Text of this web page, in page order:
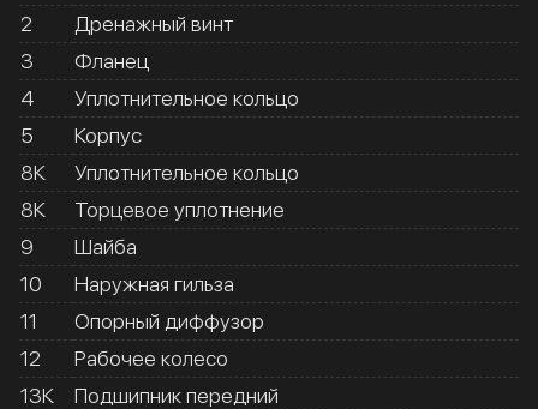
2
Дренажный винт
3
Фланец
4
Уплотнительное кольцо
5
Корпус
8К
Уплотнительное кольцо
8К
Торцевое уплотнение
9
Шайба
10
Наружная гильза
11
Опорный диффузор
12
Рабочее колесо
13К
Подшипник передний